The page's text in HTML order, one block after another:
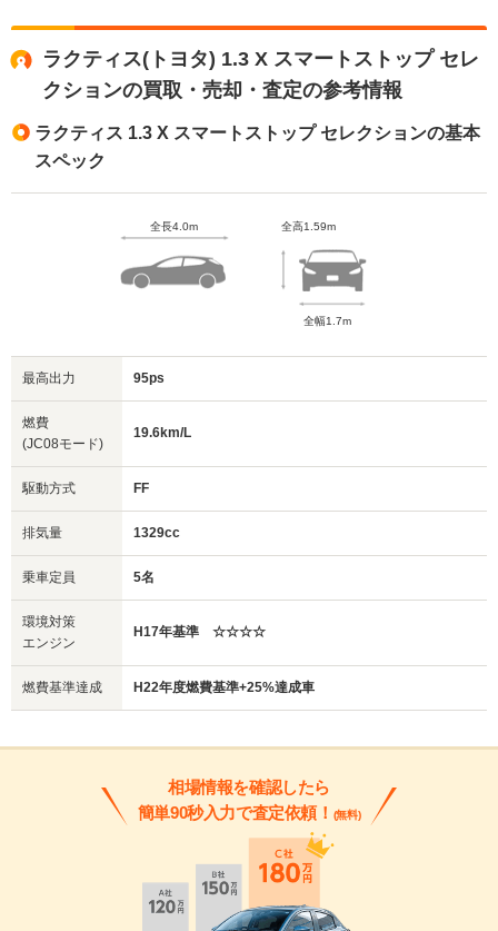
ラクティス(トヨタ) 1.3 X スマートストップ セレ
クションの買取・売却・査定の参考情報
ラクティス 1.3 X スマートストップ セレクションの基本
スペック
全長4.0m 全高1.59m
全幅1.7m
最高出力 95ps
燃費
(JC08モード)
19.6km/L
駆動方式 FF
排気量 1329cc
乗車定員 5名
環境対策
エンジン
H17年基準 ☆☆☆☆
燃費基準達成 H22年度燃費基準+25%達成車
相場情報を確認したら
簡単90秒入力で査定依頼！ (無料)